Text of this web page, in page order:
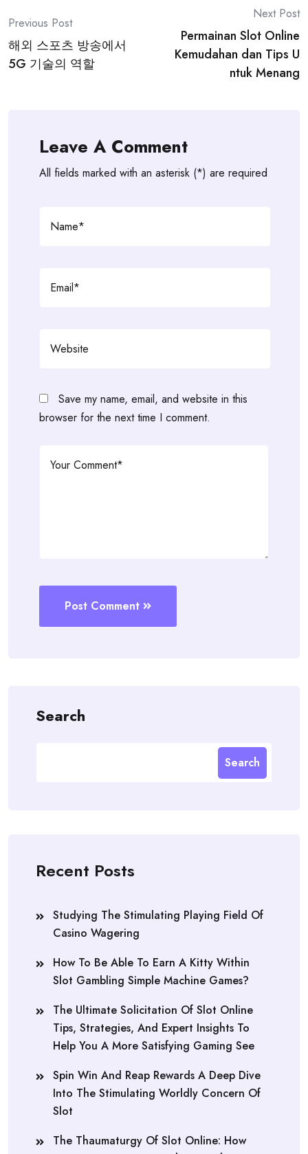
Post
navigation
Previous Post
해외 스포츠 방송에서
5G 기술의 역할
Next Post
Permainan Slot Online
Kemudahan dan Tips U
ntuk Menang
Leave A Comment
All fields marked with an asterisk (*) are required
Save my name, email, and website in this
browser for the next time I comment.
Post Comment
Search
Search
Recent Posts
Studying The Stimulating Playing Field Of
Casino Wagering
How To Be Able To Earn A Kitty Within
Slot Gambling Simple Machine Games?
The Ultimate Solicitation Of Slot Online
Tips, Strategies, And Expert Insights To
Help You A More Satisfying Gaming See
Spin Win And Reap Rewards A Deep Dive
Into The Stimulating Worldly Concern Of
Slot
The Thaumaturgy Of Slot Online: How